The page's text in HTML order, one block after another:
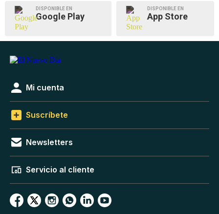
DISPONIBLE EN
Google Play
DISPONIBLE EN
App Store
Mi cuenta
Suscríbete
Newsletters
Servicio al cliente